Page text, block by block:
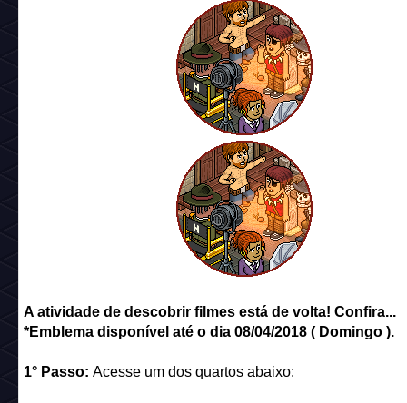
A atividade de descobrir filmes está de volta! Confira...
*Emblema disponível até o dia 08/04/2018 ( Domingo ).
1° Passo: Acesse um dos quartos abaixo: